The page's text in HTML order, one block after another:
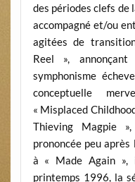
des périodes clefs
accompagné et/ou
agitées de
Reel »,
symphonisme
conceptuelle
« Misplaced
Thieving Magpie
prononcée peu
à « Made Again »,
printemps 1996, la